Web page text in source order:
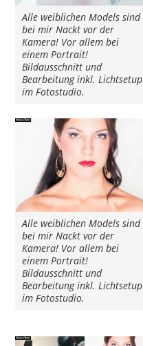
Alle weiblichen Models sind
bei mir Nackt vor der
Kamera! Vor allem bei
einem Portrait!
Bildausschnitt und
Bearbeitung inkl. Lichtsetup
im Fotostudio.
Alle weiblichen Models sind
bei mir Nackt vor der
Kamera! Vor allem bei
einem Portrait!
Bildausschnitt und
Bearbeitung inkl. Lichtsetup
im Fotostudio.